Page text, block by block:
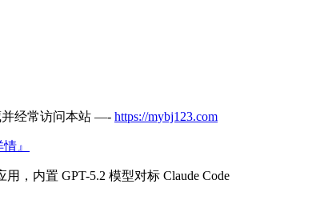
并经常访问本站 —- https://mybj123.com
』
用，内置 GPT-5.2 模型对标 Claude Code